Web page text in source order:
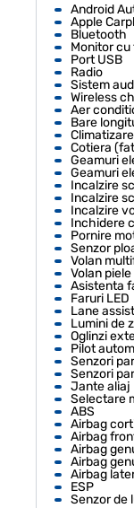
Android
Apple
Bluetooth
Monitor
Port USB
Radio
Sistem
Wireless
Aer
Bare
Cotiera
Geamuri
Geamuri
Incalzire
Incalzire
Incalzire
Inchidere
Pornire
Senzor
Volan
Volan piele
Asistenta
Faruri LED
Lane assist
Lumini de
Oglinzi
Pilot
Senzori
Senzori
Jante aliaj
Selectare
ABS
Airbag
Airbag
Airbag
Airbag
Airbag
ESP
Senzor de